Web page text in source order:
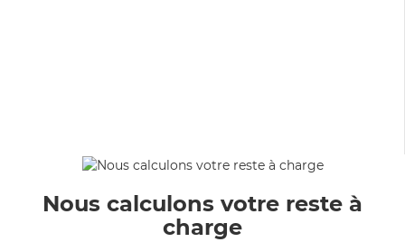
Nous calculons votre reste à
charge